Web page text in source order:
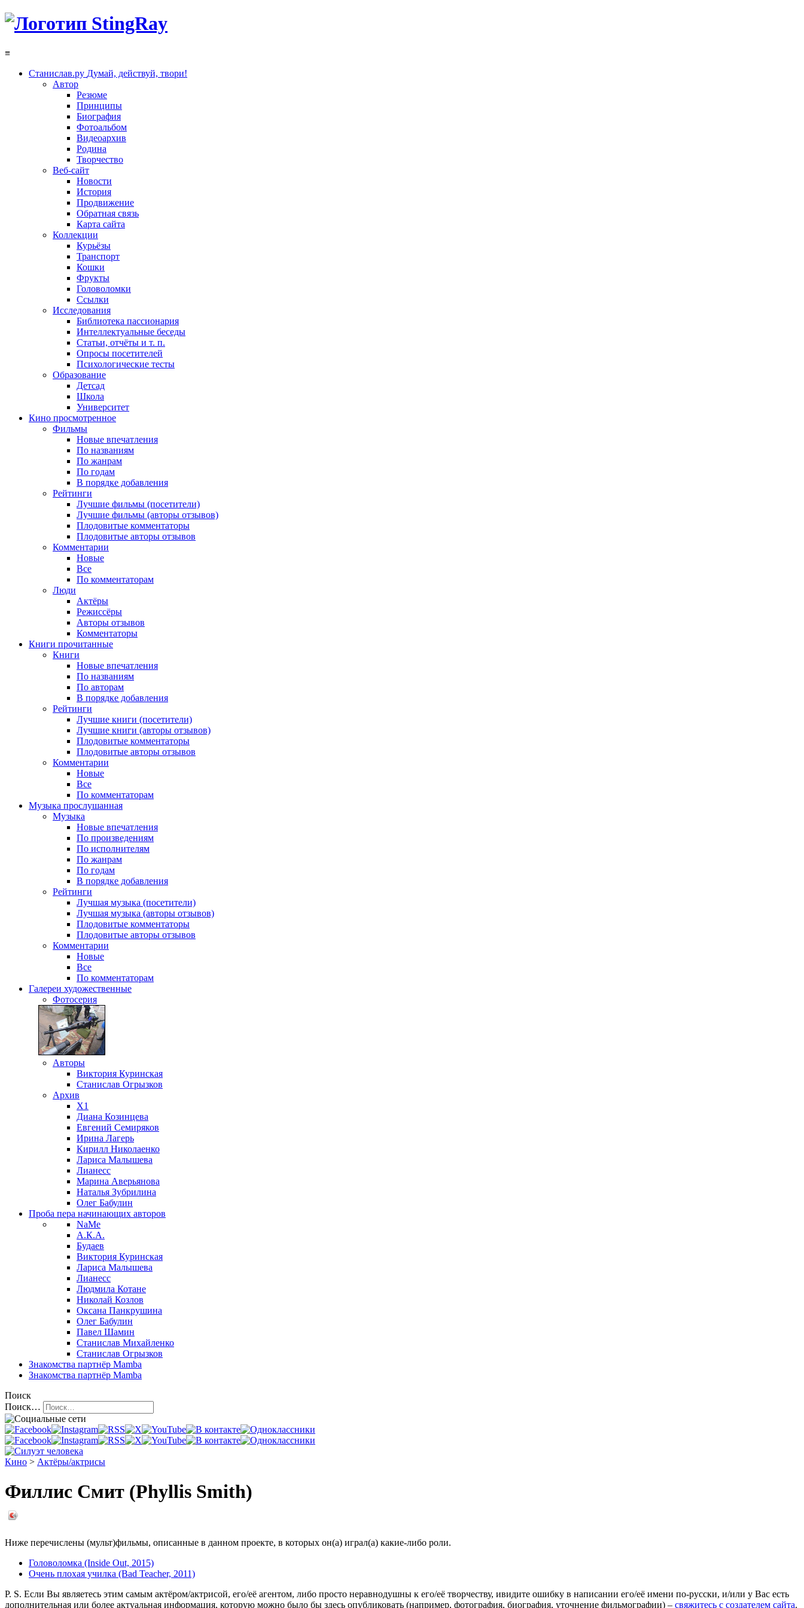
≡
Станислав.ру Думай, действуй, твори!
Автор
Резюме
Принципы
Биография
Фотоальбом
Видеоархив
Родина
Творчество
Веб-сайт
Новости
История
Продвижение
Обратная связь
Карта сайта
Коллекции
Курьёзы
Транспорт
Кошки
Фрукты
Головоломки
Ссылки
Исследования
Библиотека пассионария
Интеллектуальные беседы
Статьи, отчёты и т. п.
Опросы посетителей
Психологические тесты
Образование
Детсад
Школа
Университет
Кино просмотренное
Фильмы
Новые впечатления
По названиям
По жанрам
По годам
В порядке добавления
Рейтинги
Лучшие фильмы (посетители)
Лучшие фильмы (авторы отзывов)
Плодовитые комментаторы
Плодовитые авторы отзывов
Комментарии
Новые
Все
По комментаторам
Люди
Актёры
Режиссёры
Авторы отзывов
Комментаторы
Книги прочитанные
Книги
Новые впечатления
По названиям
По авторам
В порядке добавления
Рейтинги
Лучшие книги (посетители)
Лучшие книги (авторы отзывов)
Плодовитые комментаторы
Плодовитые авторы отзывов
Комментарии
Новые
Все
По комментаторам
Музыка прослушанная
Музыка
Новые впечатления
По произведениям
По исполнителям
По жанрам
По годам
В порядке добавления
Рейтинги
Лучшая музыка (посетители)
Лучшая музыка (авторы отзывов)
Плодовитые комментаторы
Плодовитые авторы отзывов
Комментарии
Новые
Все
По комментаторам
Галереи художественные
Фотосерия
Авторы
Виктория Куринская
Станислав Огрызков
Архив
X1
Диана Козинцева
Евгений Семиряков
Ирина Лагерь
Кирилл Николаенко
Лариса Малышева
Лианесс
Марина Аверьянова
Наталья Зубрилина
Олег Бабулин
Проба пера начинающих авторов
NaMe
А.К.А.
Будаев
Виктория Куринская
Лариса Малышева
Лианесс
Людмила Котане
Николай Козлов
Оксана Панкрушина
Олег Бабулин
Павел Шамин
Станислав Михайленко
Станислав Огрызков
Знакомства партнёр Mamba
Знакомства партнёр Mamba
Поиск
Поиск…
Кино > Актёры/актрисы
Филлис Смит (Phyllis Smith)
Ниже перечислены (мульт)фильмы, описанные в данном проекте, в которых он(а) играл(а) какие-либо роли.
Головоломка (Inside Out, 2015)
Очень плохая училка (Bad Teacher, 2011)
P. S. Если Вы являетесь этим самым актёром/актрисой, его/её агентом, либо просто неравнодушны к его/её творчеству, ивидите ошибку в написании его/её имени по-русски, и/или у Вас есть
дополнительная или более актуальная информация, которую можно было бы здесь опубликовать (например, фотография, биография, уточнение фильмографии) – свяжитесь с создателем сайта.